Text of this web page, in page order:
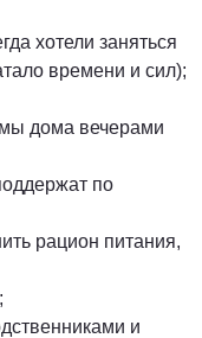
хотели заняться
времени и сил);
дома вечерами
по
рацион питания,
и